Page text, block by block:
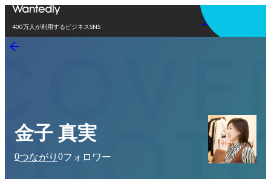
400万人が利用するビジネスSNS
アプリを使う
金子 真実
0つながり 0フォロワー